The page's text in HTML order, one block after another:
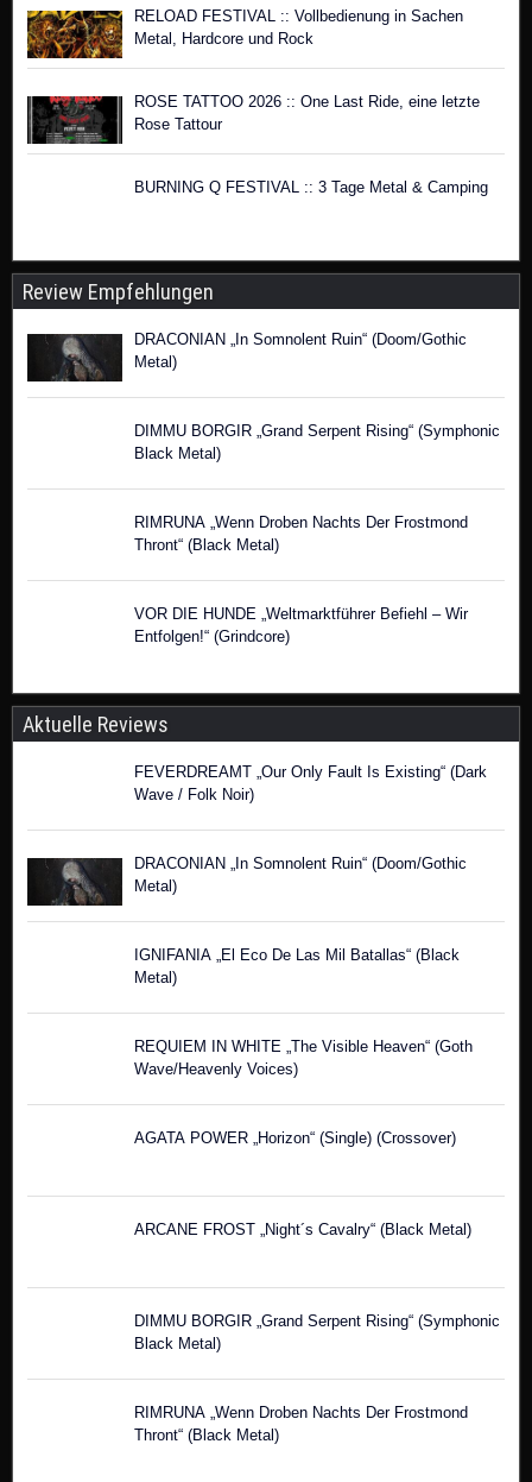
RELOAD FESTIVAL :: Vollbedienung in Sachen
Metal, Hardcore und Rock
ROSE TATTOO 2026 :: One Last Ride, eine letzte
Rose Tattour
BURNING Q FESTIVAL :: 3 Tage Metal & Camping
Review Empfehlungen
DRACONIAN „In Somnolent Ruin“ (Doom/Gothic
Metal)
DIMMU BORGIR „Grand Serpent Rising“ (Symphonic
Black Metal)
RIMRUNA „Wenn Droben Nachts Der Frostmond
Thront“ (Black Metal)
VOR DIE HUNDE „Weltmarktführer Befiehl – Wir
Entfolgen!“ (Grindcore)
Aktuelle Reviews
FEVERDREAMT „Our Only Fault Is Existing“ (Dark
Wave / Folk Noir)
DRACONIAN „In Somnolent Ruin“ (Doom/Gothic
Metal)
IGNIFANIA „El Eco De Las Mil Batallas“ (Black
Metal)
REQUIEM IN WHITE „The Visible Heaven“ (Goth
Wave/Heavenly Voices)
AGATA POWER „Horizon“ (Single) (Crossover)
ARCANE FROST „Night´s Cavalry“ (Black Metal)
DIMMU BORGIR „Grand Serpent Rising“ (Symphonic
Black Metal)
RIMRUNA „Wenn Droben Nachts Der Frostmond
Thront“ (Black Metal)